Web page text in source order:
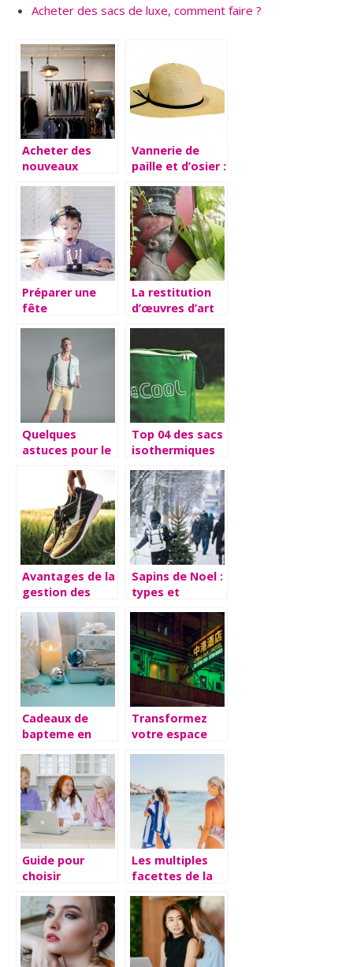
Acheter des sacs de luxe, comment faire ?
Acheter des
nouveaux
peut être
également dans
une démarche
écologique !
Vannerie de
paille et d’osier :
meilleurs
produits en
France ?
Préparer une
fête
pour un petit
garçon
La restitution
d’œuvres d’art
Quelques
astuces pour le
des bermudas
et des shorts
Top 04 des sacs
isothermiques
conserver les
repas
Avantages de la
gestion des
chaussures
Sapins de Noel :
types et
Cadeaux de
bapteme en
avantages et
conseils a
suivre lors du
choix
Transformez
votre espace
neon
personnalisees
Guide pour
choisir
ideal pour un
senior debutant
Les multiples
facettes de la
hammam a la
plage